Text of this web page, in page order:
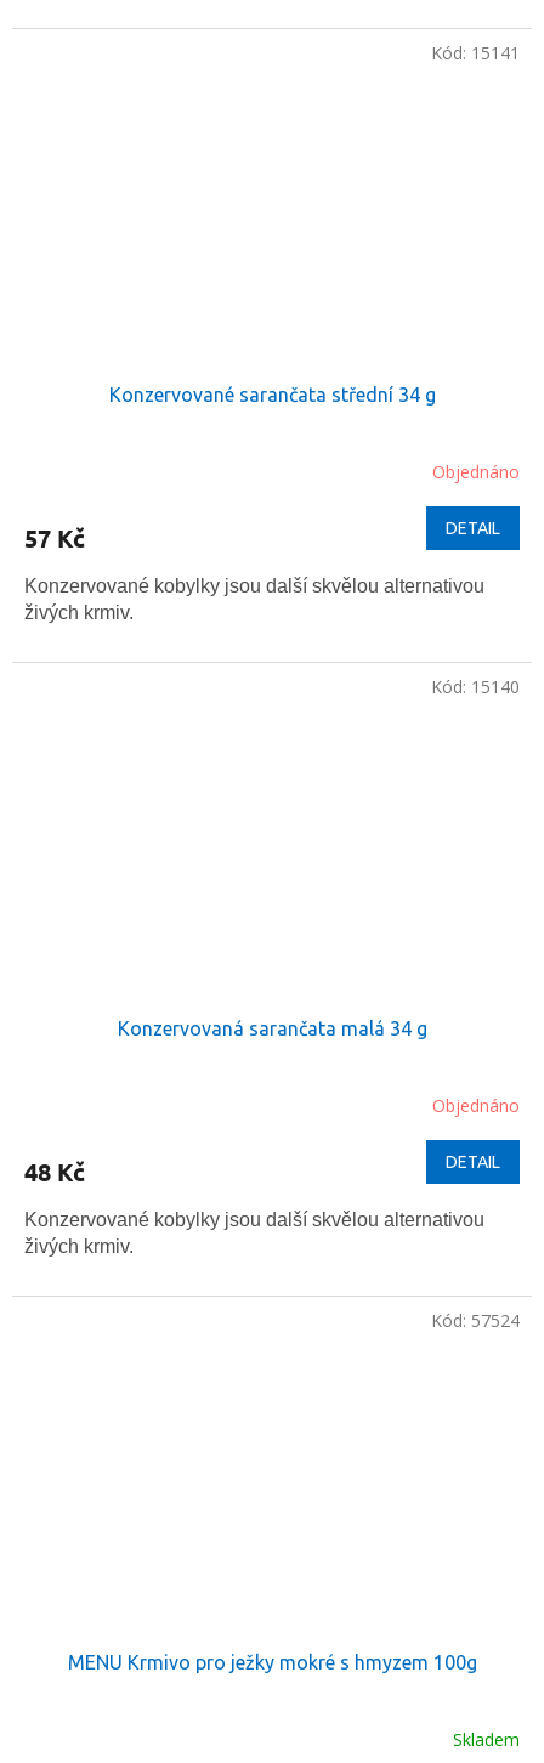
Konzervované sarančata střední 34 g
Objednáno
57 Kč DETAIL
Konzervované kobylky jsou další skvělou alternativou
živých krmiv.
Kód: 15141
Konzervovaná sarančata malá 34 g
Objednáno
48 Kč DETAIL
Konzervované kobylky jsou další skvělou alternativou
živých krmiv.
Kód: 15140
MENU Krmivo pro ježky mokré s hmyzem 100g
Skladem
Kód: 57524